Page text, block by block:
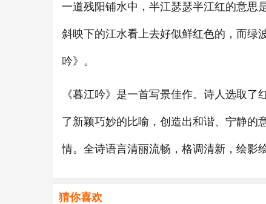
一道残阳铺水中，半江瑟瑟半江红的意思
斜映下的江水看上去好似鲜红色的，而绿
吟》。
《暮江吟》是一首写景佳作。诗人选取
了新颖巧妙的比喻，创造出和谐、宁静的
情。全诗语言清丽流畅，格调清新，绘影
猜你喜欢